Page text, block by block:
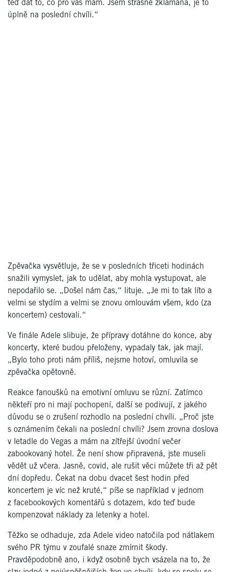
teď dát to, co pro vás mám. Jsem strašně zklamaná, je to
úplně na poslední chvíli.“
Zpěvačka vysvětluje, že se v posledních třiceti hodinách
snažili vymyslet, jak to udělat, aby mohla vystupovat, ale
nepodařilo se. „Došel nám čas,“ lituje. „Je mi to tak líto a
velmi se stydím a velmi se znovu omlouvám všem, kdo (za
koncertem) cestovali.“
Ve finále Adele slibuje, že přípravy dotáhne do konce, aby
koncerty, které budou přeloženy, vypadaly tak, jak mají.
„Bylo toho proti nám příliš, nejsme hotoví, omluvila se
zpěvačka opětovně.
Reakce fanoušků na emotivní omluvu se různí. Zatímco
někteří pro ni mají pochopení, další se podivují, z jakého
důvodu se o zrušení rozhodlo na poslední chvíli. „Proč jste
s oznámením čekali na poslední chvíli? Jsem zrovna doslova
v letadle do Vegas a mám na zítřejší úvodní večer
zabookovaný hotel. Že není show připravená, jste museli
vědět už včera. Jasně, covid, ale rušit věci můžete tři až pět
dní dopředu. Čekat na dobu dvacet šest hodin před
koncertem je víc než kruté,“ píše se například v jednom
z facebookových komentářů s dotazem, kdo teď bude
kompenzovat náklady za letenky a hotel.
Těžko se odhaduje, zda Adele video natočila pod nátlakem
svého PR týmu v zoufalé snaze zmírnit škody.
Pravděpodobně ano, i když osobně bych vsázela na to, že